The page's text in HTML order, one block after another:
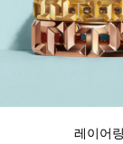
레이어링